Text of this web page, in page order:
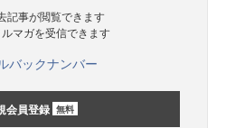
記事が閲覧できます
ルマガを受信できます
バックナンバー
会員登録 無料